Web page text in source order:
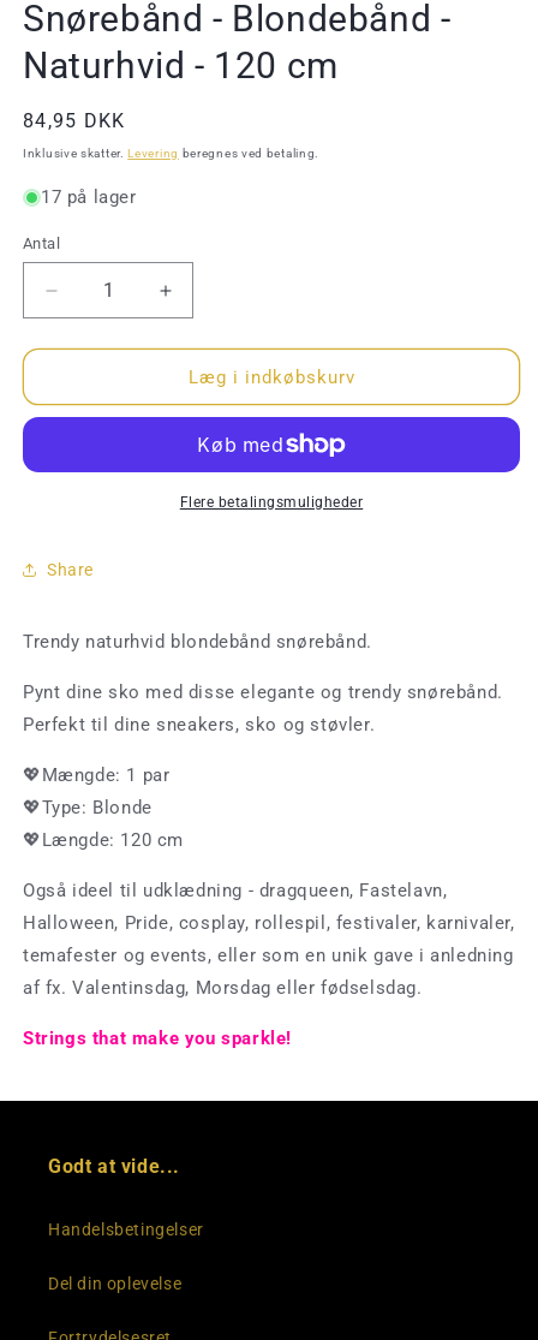
Snørebånd - Blondebånd -
Naturhvid - 120 cm
Normalpris
84,95 DKK
Inklusive skatter.Levering beregnes ved betaling.
17 på lager
Antal
Antal
Reducer
antallet
for
-
Naturhvid
Øg
antallet
for
Snørebånd
-
Naturhvid
Læg i indkøbskurv
Flere betalingsmuligheder
Share
Trendy naturhvid blondebånd snørebånd.
Pynt dine sko med disse elegante og trendy snørebånd.
Perfekt til dine sneakers, sko og støvler.
💖Mængde: 1 par
💖Type: Blonde
💖Længde: 120 cm
Også ideel til udklædning - dragqueen, Fastelavn,
Halloween, Pride, cosplay, rollespil, festivaler, karnivaler,
temafester og events, eller som en unik gave i anledning
af fx. Valentinsdag, Morsdag eller fødselsdag.
Strings that make you sparkle!
Godt at vide...
Handelsbetingelser
Del din oplevelse